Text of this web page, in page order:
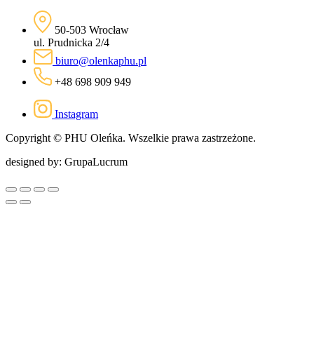
50-503 Wrocław
ul. Prudnicka 2/4
biuro@olenkaphu.pl
+48 698 909 949
Instagram
Copyright © PHU Oleńka. Wszelkie prawa zastrzeżone.
designed by: GrupaLucrum